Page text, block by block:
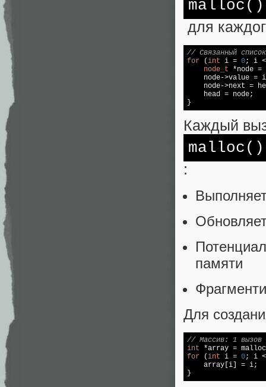
malloc ()
для
// Связанный
for (int i = 0; i
node_t *node =
node->value =
node->next =
    head = node;
}
Каждый
malloc ()
:
памяти
Для
// Массив: 1 вызов
int *array = malloc
for (int i = 0; i
array [i] = i;
}